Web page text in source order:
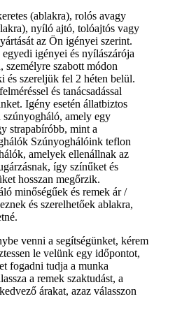
(ablakra), rolós avagy
nyíló ajtó, tolóajtós vagy
az Ön igényei szerint.
igényei és nyílászárója
személyre szabott módon
és szereljük fel 2 héten belül.
és tanácsadással
Igény esetén állatbiztos
amely egy
strapabíróbb, mint a
Szúnyoghálóink teflon
amelyek ellenállnak az
így színűket és
hosszan megőrzik.
minőségűek és remek ár /
és szerelhetőek ablakra,
venni a segítségünket, kérem
le velünk egy időpontot,
fogadni tudja a munka
a remek szaktudást, a
árakat, azaz válasszon